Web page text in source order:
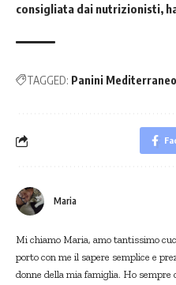
consigliata dai nutrizionisti,
TAGGED: Panini Mediterraneo
Maria
Mi chiamo Maria, amo tantissimo
porto con me il sapere semplice e
donne della mia famiglia. Ho sempre